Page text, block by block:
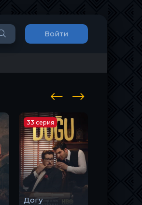
Войти
Догу
33 серия